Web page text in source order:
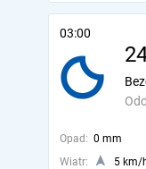
03:00
Opad: 0 mm
Wiatr:
5 km/